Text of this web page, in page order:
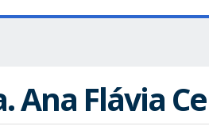
Ana Flávia